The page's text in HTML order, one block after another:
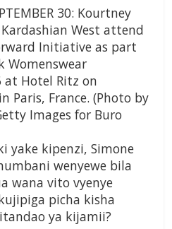
yake kipenzi, Simone
wenyewe bila
wana vito vyenye
picha kisha
ya kijamii?